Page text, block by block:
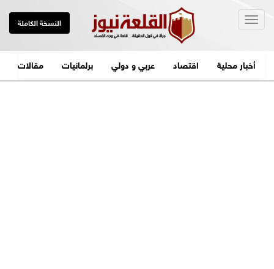
النسخة الكاملة
أخبار محلية اقتصاد عربي و دولي برلمانيات مقالات